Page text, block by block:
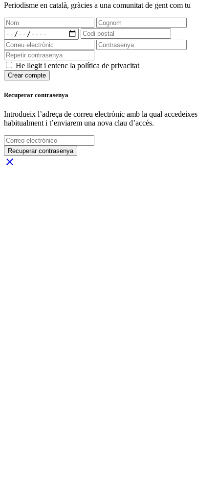
Periodisme en català, gràcies a una comunitat de gent com tu
He llegit i entenc la política de privacitat
Crear compte
Recuperar contrasenya
Introdueix l’adreça de correu electrònic amb la qual accedeixes
habitualment i t’enviarem una nova clau d’accés.
Recuperar contrasenya
close